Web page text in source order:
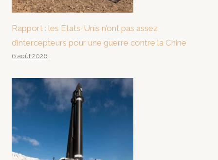
Rapport : les États-Unis n’ont pas assez
d’intercepteurs pour une guerre contre la Chine
6 août 2026